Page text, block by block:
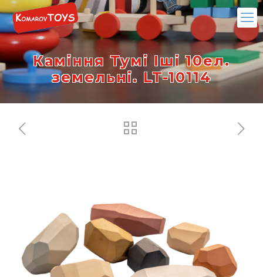
Каміння Тумі Іші 10ел.
земельні. LT-10114